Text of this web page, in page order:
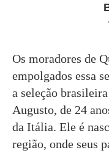
Os moradores de
empolgados essa
a seleção
Augusto, de 24
da Itália. Ele é
região, onde seus